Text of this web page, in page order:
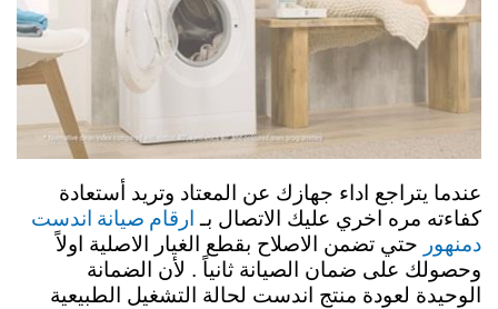
عندما يتراجع اداء جهازك عن المعتاد وتريد أستعادة
كفاءته مره اخري عليك الاتصال بـ ارقام صيانة اندست
دمنهور حتي تضمن الاصلاح بقطع الغيار الاصلية اولاً
وحصولك على ضمان الصيانة ثانياً . لأن الضمانة
الوحيدة لعودة منتج اندست لحالة التشغيل الطبيعية